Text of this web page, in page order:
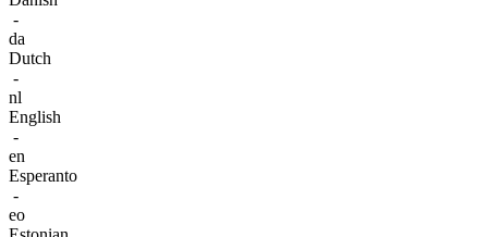
-
da
Dutch
-
nl
English
-
en
Esperanto
-
eo